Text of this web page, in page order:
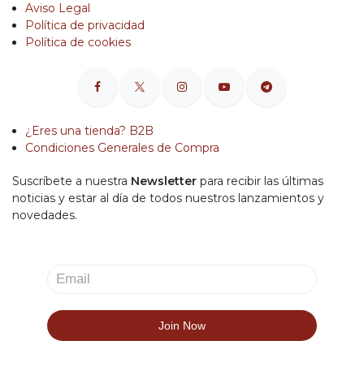
Aviso Legal
Política de privacidad
Política de cookies
¿Eres una tienda? B2B
Condiciones Generales de Compra
Suscríbete a nuestra Newsletter para recibir las últimas
noticias y estar al día de todos nuestros lanzamientos y
novedades.